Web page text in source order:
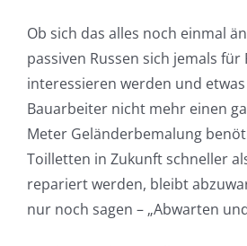
Ob sich das alles noch einmal
passiven Russen sich jemals für
interessieren werden und
Bauarbeiter nicht mehr einen
Meter Geländerbemalung
Toilletten in Zukunft schneller
repariert werden, bleibt
nur noch sagen – „Abwarten